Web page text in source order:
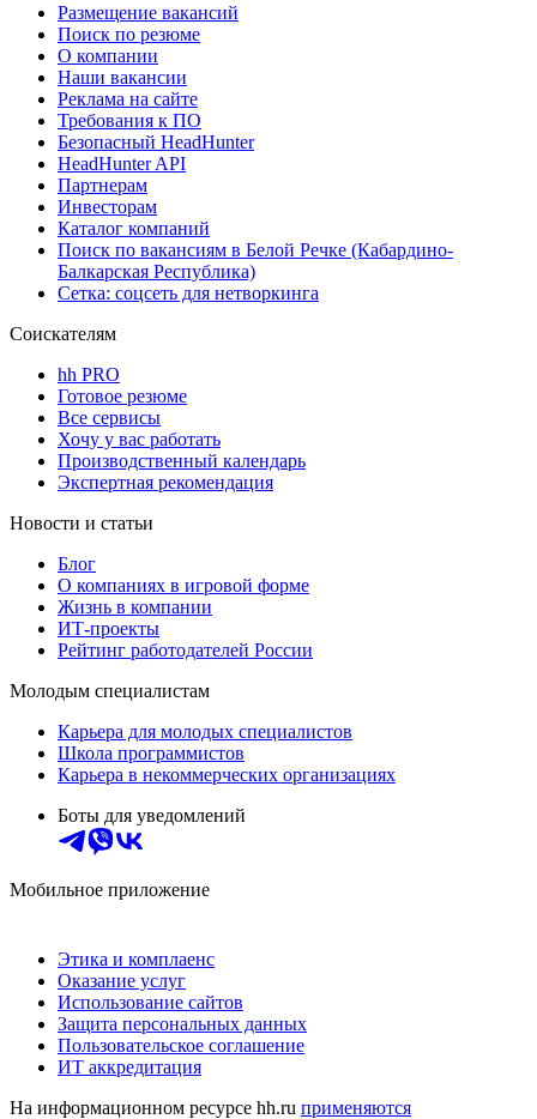
Размещение вакансий
Поиск по резюме
О компании
Наши вакансии
Реклама на сайте
Требования к ПО
Безопасный HeadHunter
HeadHunter API
Партнерам
Инвесторам
Каталог компаний
Поиск по вакансиям в Белой Речке (Кабардино-
Балкарская Республика)
Сетка: соцсеть для нетворкинга
Соискателям
hh PRO
Готовое резюме
Все сервисы
Хочу у вас работать
Производственный календарь
Экспертная рекомендация
Новости и статьи
Блог
О компаниях в игровой форме
Жизнь в компании
ИТ-проекты
Рейтинг работодателей России
Молодым специалистам
Карьера для молодых специалистов
Школа программистов
Карьера в некоммерческих организациях
Боты для уведомлений
Мобильное приложение
Этика и комплаенс
Оказание услуг
Использование сайтов
Защита персональных данных
Пользовательское соглашение
ИТ аккредитация
На информационном ресурсе hh.ru применяются